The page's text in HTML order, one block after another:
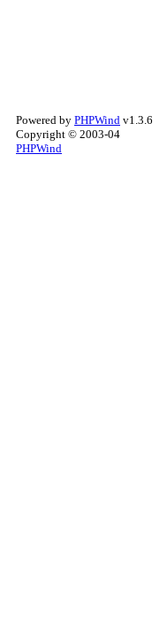
Powered by PHPWind v1.3.6
Copyright © 2003-04
PHPWind